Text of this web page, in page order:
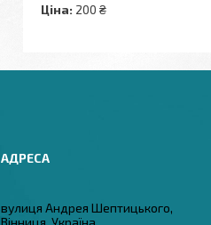
Ціна: 200 ₴
вулиця Андрея Шептицького,
Вінниця, Україна